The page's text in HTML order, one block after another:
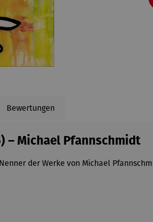
Bewertungen
– Michael Pfannschmidt
der Werke von Michael